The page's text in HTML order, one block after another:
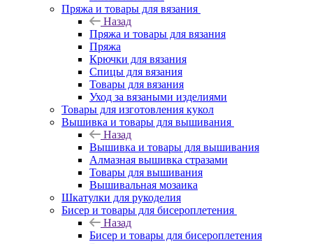
Пряжа и товары для вязания
Назад
Пряжа и товары для вязания
Пряжа
Крючки для вязания
Спицы для вязания
Товары для вязания
Уход за вязаными изделиями
Товары для изготовления кукол
Вышивка и товары для вышивания
Назад
Вышивка и товары для вышивания
Алмазная вышивка стразами
Товары для вышивания
Вышивальная мозаика
Шкатулки для рукоделия
Бисер и товары для бисероплетения
Назад
Бисер и товары для бисероплетения